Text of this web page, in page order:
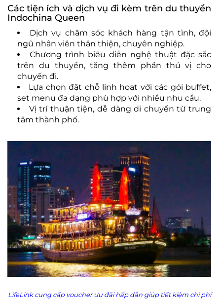
Các tiện ích và dịch vụ đi kèm trên du thuyền
Indochina Queen
Dịch vụ chăm sóc khách hàng tận tình, đội
ngũ nhân viên thân thiện, chuyên nghiệp.
Chương trình biểu diễn nghệ thuật đặc sắc
trên du thuyền, tăng thêm phần thú vị cho
chuyến đi.
Lựa chọn đặt chỗ linh hoạt với các gói buffet,
set menu đa dạng phù hợp với nhiều nhu cầu.
Vị trí thuận tiện, dễ dàng di chuyển từ trung
tâm thành phố.
LifeLink cung cấp voucher ưu đãi hấp dẫn giúp tiết kiệm chi phí